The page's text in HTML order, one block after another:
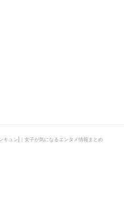
キュン]｜女子が気になるエンタメ情報まとめ